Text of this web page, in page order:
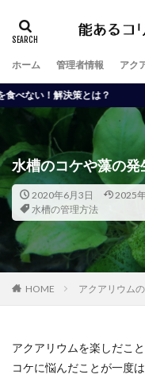
ホーム 管理者情報 アク
とは？
水槽のコケや藻の
2020年6月3日 2025
水槽の管理方法
HOME アクアリウム
アクアリウムを楽しだこ
コケに悩んだことが一度